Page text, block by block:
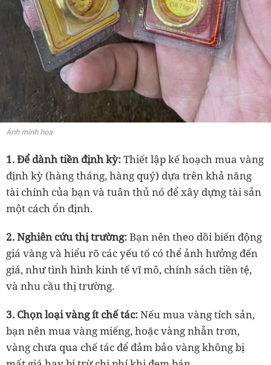
Ảnh minh họa
1. Để dành tiền định kỳ:Thiết lập kế hoạch mua vàng
định kỳ (hàng tháng, hàng quý) dựa trên khả năng
tài chính của bạn và tuân thủ nó để xây dựng tài sản
một cách ổn định.
2. Nghiên cứu thị trường:Bạn nên theo dõi biến động
giá vàng và hiểu rõ các yếu tố có thể ảnh hưởng đến
giá, như tình hình kinh tế vĩ mô, chính sách tiền tệ,
và nhu cầu thị trường.
3. Chọn loại vàng ít chế tác:Nếu mua vàng tích sản,
bạn nên mua vàng miếng, hoặc vàng nhẫn trơn,
vàng chưa qua chế tác để đảm bảo vàng không bị